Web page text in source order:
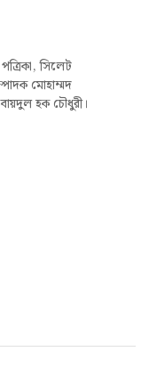
সিলেট
মোহাম্মদ
হক চৌধুরী।